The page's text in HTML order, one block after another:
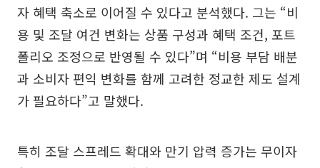
자 혜택 축소로 이어질 수 있다고 분석했다. 그는 “비
용 및 조달 여건 변화는 상품 구성과 혜택 조건, 포트
폴리오 조정으로 반영될 수 있다”며 “비용 부담 배분
과 소비자 편익 변화를 함께 고려한 정교한 제도 설계
가 필요하다”고 말했다.
특히 조달 스프레드 확대와 만기 압력 증가는 무이자